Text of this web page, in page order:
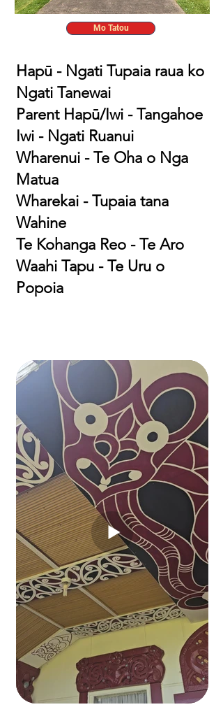
Mo Tatou
Hapū - Ngati Tupaia raua ko
Ngati Tanewai
Parent Hapū/Iwi - Tangahoe
Iwi - Ngati Ruanui
Wharenui - Te Oha o Nga
Matua
Wharekai - Tupaia tana
Wahine
Te Kohanga Reo - Te Aro
Waahi Tapu - Te Uru o
Popoia